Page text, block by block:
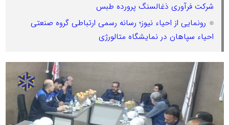
شرکت فرآوری ذغالسنگ پرورده طبس
رونمایی از احیاء نیوز؛ رسانه رسمی ارتباطی گروه صنعتی
احیاء سپاهان در نمایشگاه متالورژی